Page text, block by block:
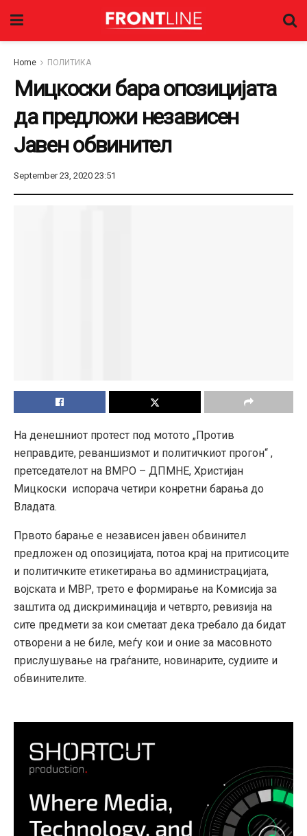
Home ПОЛИТИКА
Мицкоски бара опозицијата
да предложи независен
Јавен обвинител
September 23, 2020 23:51
На денешниот протест под мотото „Против
неправдите, реваншизмот и политичкиот прогон“ ,
претседателот на ВМРО – ДПМНЕ, Христијан
Мицкоски испорача четири конретни барања до
Владата.
Првото барање е независен јавен обвинител
предложен од опозицијата, потоа крај на притисоците
и политичките етикетирања во администрацијата,
војската и МВР, трето е формирање на Комисија за
заштита од дискриминација и четврто, ревизија на
сите предмети за кои сметаат дека требало да бидат
отворени а не биле, меѓу кои и оние за масовното
прислушување на граѓаните, новинарите, судиите и
обвинителите.